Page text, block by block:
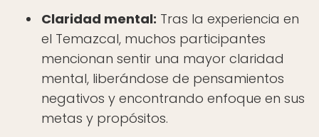
Claridad mental: Tras la experiencia en
el Temazcal, muchos participantes
mencionan sentir una mayor claridad
mental, liberándose de pensamientos
negativos y encontrando enfoque en sus
metas y propósitos.